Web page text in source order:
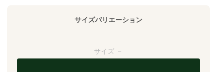
サイズバリエーション
サイズ －